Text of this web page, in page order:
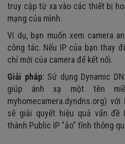
truy cập từ xa vào các thiết bị
mạng của mình.
Ví dụ, bạn muốn xem camera
công tác. Nếu IP của bạn thay
chỉ mới của camera để kết nối.
Giải pháp: Sử dụng Dynamic
giúp ánh xạ một tên
myhomecamera.dyndns.org)
sẽ giải quyết hiệu quả vấn đề
thành Public IP "ảo" tĩnh thông